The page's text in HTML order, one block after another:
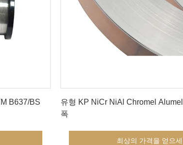
B637/BS
유형 KP NiCr NiAl Chromel
폭
최상의 가격을 얻으세